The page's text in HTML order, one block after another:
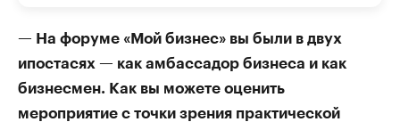
— На форуме «Мой бизнес» вы были в двух
ипостасях — как амбассадор бизнеса и как
бизнесмен. Как вы можете оценить
мероприятие с точки зрения практической